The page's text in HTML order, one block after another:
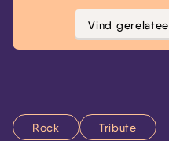
Vind
Rock Tribute